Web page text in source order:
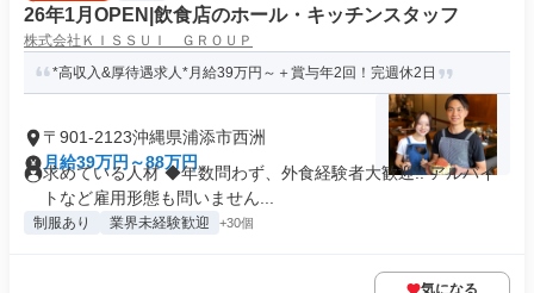
26年1月OPEN|飲食店のホール・キッチンスタッフ
株式会社ＫＩＳＳＵＩ ＧＲＯＵＰ
*高収入&厚待遇求人*月給39万円～＋賞与年2回！完週休2日
〒901-2123沖縄県浦添市西洲
月給39万円～88万円
求めている人材 ◆年数問わず、外食経験者大歓迎!! アルバイ
トなど雇用形態も問いません...
制服あり 業界未経験歓迎 +30個
気になる